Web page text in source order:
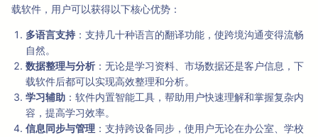
载软件，用户可以获得以下核心优势：
多语言支持 ：支持几十种语言的翻译功能，使跨境沟通变得流畅
自然。
数据整理与分析 ：无论是学习资料、市场数据还是客户信息，下
载软件后都可以实现高效整理和分析。
学习辅助 ：软件内置智能工具，帮助用户快速理解和掌握复杂内
容，提高学习效率。
信息同步与管理 ：支持跨设备同步，使用户无论在办公室、学校